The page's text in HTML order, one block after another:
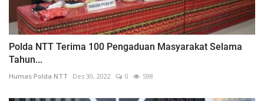
Polda NTT Terima 100 Pengaduan Masyarakat Selama
Tahun...
Humas Polda NTT Des 30, 2022 0 598